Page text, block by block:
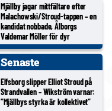
Mjällby jagar mittfältare efter
Malachowski/Stroud-tappen – en
kandidat nobbade, Ålborgs
Valdemar Möller för dyr
Senaste
Elfsborg slipper Elliot Stroud på
Strandvallen – Wikström varnar:
”Mjällbys styrka är kollektivet”